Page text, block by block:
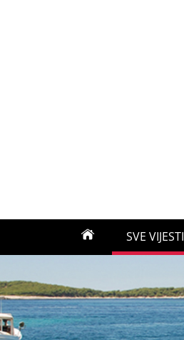
SVE VIJESTI